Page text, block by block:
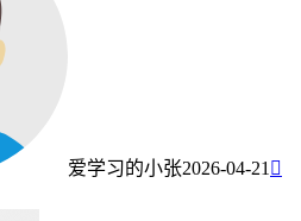
爱学习的小张2026-04-21 